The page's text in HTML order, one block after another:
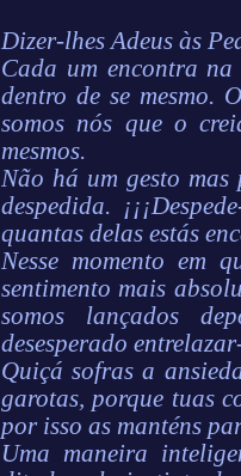
Dizer-lhes Adeus às
Cada um encontra
dentro de se mesmo.
somos nós que o
mesmos.
Não há um gesto mas
despedida.
quantas delas estás
Nesse momento em
sentimento mais
somos lançados
desesperado
Quiçá sofras a
garotas, porque tuas
por isso as manténs
Uma maneira